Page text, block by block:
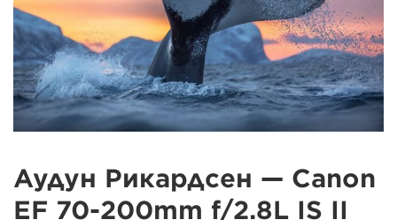
Аудун Рикардсен — Canon
EF 70-200mm f/2.8L IS II